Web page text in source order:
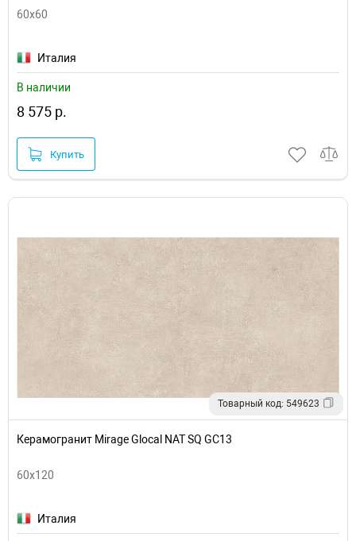
60x60
Италия
В наличии
8 575 р.
Купить
Товарный код: 549623
Керамогранит Mirage Glocal NAT SQ GC13
60x120
Италия